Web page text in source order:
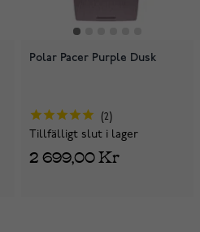
Polar Pacer Purple Dusk
2
Tillfälligt slut i lager
2 699,00 Kr